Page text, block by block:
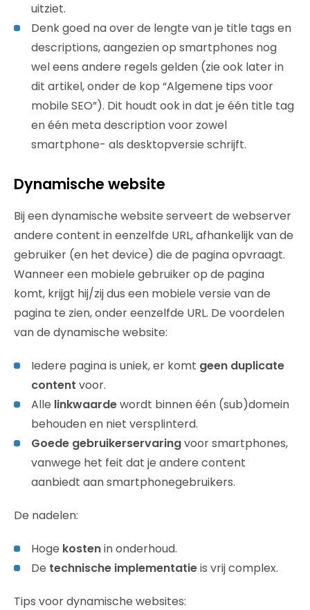
uitziet.
Denk goed na over de lengte van je title tags en
descriptions, aangezien op smartphones nog
wel eens andere regels gelden (zie ook later in
dit artikel, onder de kop “Algemene tips voor
mobile SEO”). Dit houdt ook in dat je één title tag
en één meta description voor zowel
smartphone- als desktopversie schrijft.
Dynamische website
Bij een dynamische website serveert de webserver
andere content in eenzelfde URL, afhankelijk van de
gebruiker (en het device) die de pagina opvraagt.
Wanneer een mobiele gebruiker op de pagina
komt, krijgt hij/zij dus een mobiele versie van de
pagina te zien, onder eenzelfde URL. De voordelen
van de dynamische website:
Iedere pagina is uniek, er komt geen duplicate
content voor.
Alle linkwaardewordt binnen één (sub)domein
behouden en niet versplinterd.
Goede gebruikerservaringvoor smartphones,
vanwege het feit dat je andere content
aanbiedt aan smartphonegebruikers.
De nadelen:
Hoge kostenin onderhoud.
De technische implementatieis vrij complex.
Tips voor dynamische websites: